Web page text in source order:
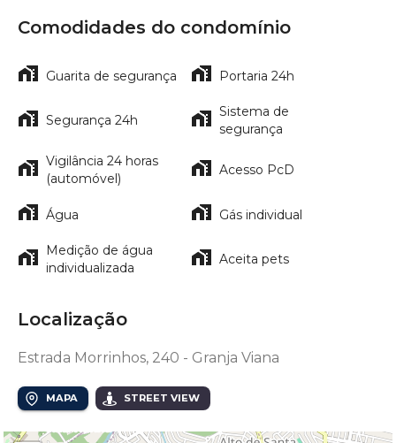
Comodidades do condomínio
Guarita de segurança Portaria 24h
Segurança 24h
Sistema de
segurança
Vigilância 24 horas
(automóvel)
Acesso PcD
Água Gás individual
Medição de água
individualizada
Aceita pets
Localização
Estrada Morrinhos, 240 - Granja Viana
MAPA STREET VIEW